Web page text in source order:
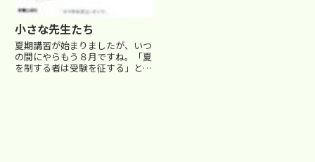
小さな先生たち
夏期講習が始まりましたが、いつ
の間にやらもう８月ですね。「夏
を制する者は受験を征する」とい